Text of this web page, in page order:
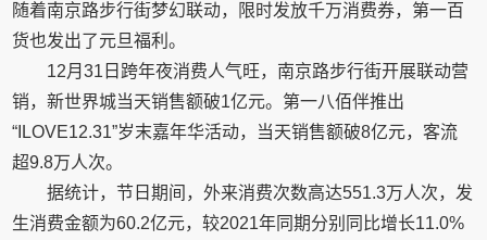
随着南京路步行街梦幻联动，限时发放千万消费券，第一百
货也发出了元旦福利。
12月31日跨年夜消费人气旺，南京路步行街开展联动营
销，新世界城当天销售额破1亿元。第一八佰伴推出
“ILOVE12.31”岁末嘉年华活动，当天销售额破8亿元，客流
超9.8万人次。
据统计，节日期间，外来消费次数高达551.3万人次，发
生消费金额为60.2亿元，较2021年同期分别同比增长11.0%